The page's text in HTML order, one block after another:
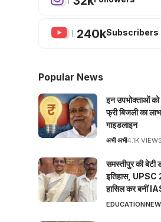
240kSubscribers
Popular News
इन उपभोक्ताओं को
फ्री बिजली का
गाइडलाइन
अभी अभी4.1K
समस्तीपुर की बेटी
इतिहास,
हासिल कर बनीं
EDUCATION